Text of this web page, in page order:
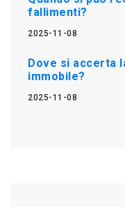
fallimenti?
2025-11-08
Dove si accerta
immobile?
2025-11-08